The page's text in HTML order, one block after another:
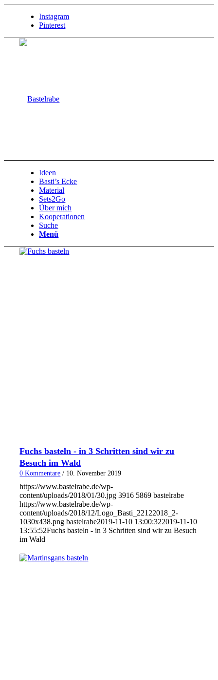
Instagram
Pinterest
Ideen
Basti’s Ecke
Material
Sets2Go
Über mich
Kooperationen
Suche
Menü
Fuchs basteln - in 3 Schritten sind wir zu
Besuch im Wald
0 Kommentare / 10. November 2019
https://www.bastelrabe.de/wp-
content/uploads/2018/01/30.jpg 3916 5869 bastelrabe
https://www.bastelrabe.de/wp-
content/uploads/2018/12/Logo_Basti_22122018_2-
1030x438.png bastelrabe2019-11-10 13:00:322019-11-10
13:55:52Fuchs basteln - in 3 Schritten sind wir zu Besuch
im Wald